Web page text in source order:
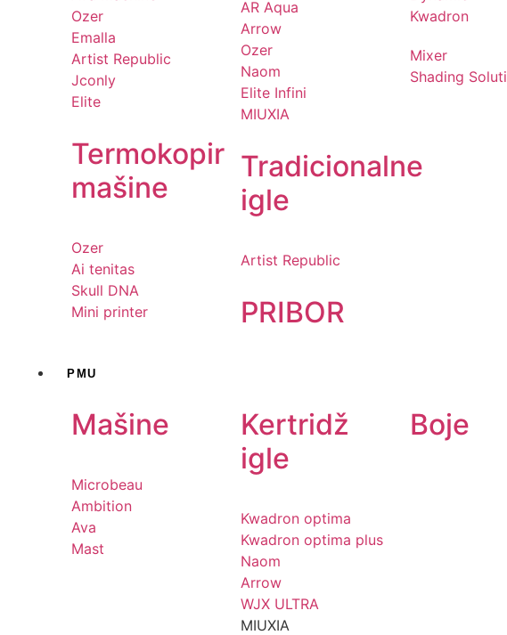
Ozer
Emalla
Artist Republic
Jconly
Elite
Termokopir
mašine
Ozer
Ai tenitas
Skull DNA
Mini printer
AR Aqua
Arrow
Ozer
Naom
Elite Infini
MIUXIA
Tradicionalne
igle
Artist Republic
PRIBOR
Kwadron
Mixer
Shading
PMU
Mašine
Microbeau
Ambition
Ava
Mast
Kertridž
igle
Kwadron optima
Kwadron optima plus
Naom
Arrow
WJX ULTRA
MIUXIA
Boje